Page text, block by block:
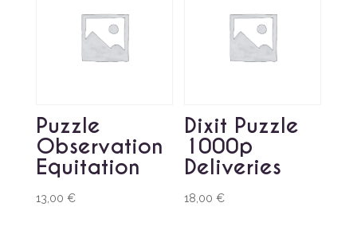
Puzzle
Observation
Equitation
13,00 €
Dixit Puzzle
1000p
Deliveries
18,00€